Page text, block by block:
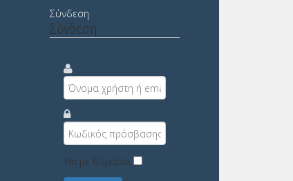
Σύνδεση
Σύνδεση
Να με θυμάσαι